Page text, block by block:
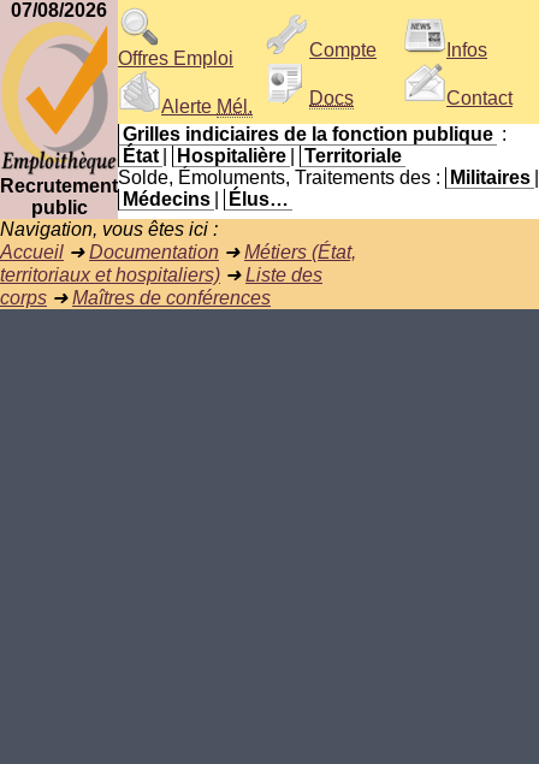
07/08/2026
Recrutement
public
Offres Emploi
Alerte Mél.
Compte
Docs
Infos
Contact
Grilles indiciaires de la fonction publique :
État
Hospitalière
Territoriale
Solde, Émoluments, Traitements des :
Militaires
Médecins
Élus…
Navigation, vous êtes ici :
Accueil ➜Documentation ➜Métiers (État,
territoriaux et hospitaliers) ➜Liste des
corps ➜Maîtres de conférences